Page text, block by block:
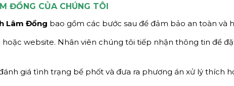
ĐỒNG CỦA CHÚNG TÔI
Lâm Đồng bao gồm các bước sau để đảm bảo an toàn và
website. Nhân viên chúng tôi tiếp nhận thông tin để
giá tình trạng bể phốt và đưa ra phương án xử lý thích